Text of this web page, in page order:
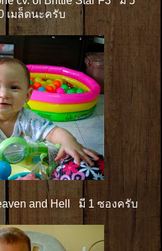
เมล็ดนะครับ
and Hell มี 1 ซองครับ